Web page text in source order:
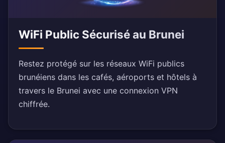
WiFi Public Sécurisé au Brunei
Restez protégé sur les réseaux WiFi publics
brunéiens dans les cafés, aéroports et hôtels à
travers le Brunei avec une connexion VPN
chiffrée.